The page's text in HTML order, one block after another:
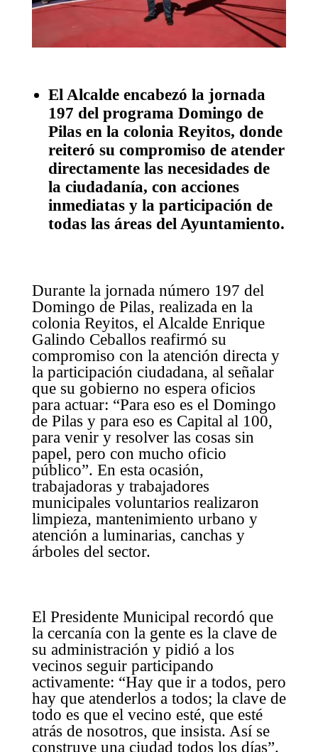
El Alcalde encabezó la jornada
197 del programa Domingo de
Pilas en la colonia Reyitos, donde
reiteró su compromiso de atender
directamente las necesidades de
la ciudadanía, con acciones
inmediatas y la participación de
todas las áreas del Ayuntamiento.
Durante la jornada número 197 del
Domingo de Pilas, realizada en la
colonia Reyitos, el Alcalde Enrique
Galindo Ceballos reafirmó su
compromiso con la atención directa y
la participación ciudadana, al señalar
que su gobierno no espera oficios
para actuar: “Para eso es el Domingo
de Pilas y para eso es Capital al 100,
para venir y resolver las cosas sin
papel, pero con mucho oficio
público”. En esta ocasión,
trabajadoras y trabajadores
municipales voluntarios realizaron
limpieza, mantenimiento urbano y
atención a luminarias, canchas y
árboles del sector.
El Presidente Municipal recordó que
la cercanía con la gente es la clave de
su administración y pidió a los
vecinos seguir participando
activamente: “Hay que ir a todos, pero
hay que atenderlos a todos; la clave de
todo es que el vecino esté, que esté
atrás de nosotros, que insista. Así se
construye una ciudad todos los días”.